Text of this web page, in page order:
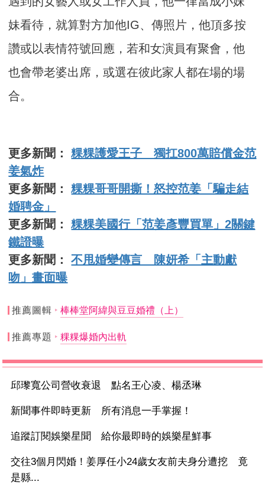
妹看待，就算對方加他IG、傳照片，他頂多按
讚或以表情符號回應，若和女演員有聚會，他
也會帶老婆出席，或選在彼此家人都在場的場
合。
更多新聞：粿粿護愛王子 獨扛800萬賠償金范
姜氣炸
更多新聞：粿粿哥哥開撕！怒控范姜「騙走結
婚聘金」
更多新聞：粿粿美國行「范姜彥豐買單」2關鍵
鐵證曝
更多新聞：不甩婚變傳言 陳妍希「主動獻
吻」畫面曝
推薦圖輯 棒棒堂阿緯與豆豆婚禮（上）
推薦專題 粿粿爆婚內出軌
邱瓈寬公司營收衰退 點名王心凌、楊丞琳
新聞事件即時更新 所有消息一手掌握！
追蹤訂閱娛樂星聞 給你最即時的娛樂星鮮事
交往3個月閃婚！姜厚任小24歲女友前夫身分遭挖 竟
是縣...